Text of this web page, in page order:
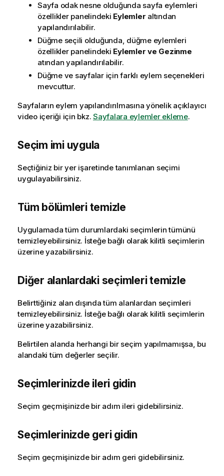
Sayfa odak nesne olduğunda sayfa eylemleri
özellikler panelindeki Eylemler altından
yapılandırılabilir.
Düğme seçili olduğunda, düğme eylemleri
özellikler panelindeki Eylemler ve Gezinme
atından yapılandırılabilir.
Düğme ve sayfalar için farklı eylem seçenekleri
mevcuttur.
Sayfaların eylem yapılandırılmasına yönelik açıklayıcı
video içeriği için bkz. Sayfalara eylemler ekleme.
Seçim imi uygula
Seçtiğiniz bir yer işaretinde tanımlanan seçimi
uygulayabilirsiniz.
Tüm bölümleri temizle
Uygulamada tüm durumlardaki seçimlerin tümünü
temizleyebilirsiniz. İsteğe bağlı olarak kilitli seçimlerin
üzerine yazabilirsiniz.
Diğer alanlardaki seçimleri temizle
Belirttiğiniz alan dışında tüm alanlardan seçimleri
temizleyebilirsiniz. İsteğe bağlı olarak kilitli seçimlerin
üzerine yazabilirsiniz.
Belirtilen alanda herhangi bir seçim yapılmamışsa, bu
alandaki tüm değerler seçilir.
Seçimlerinizde ileri gidin
Seçim geçmişinizde bir adım ileri gidebilirsiniz.
Seçimlerinizde geri gidin
Seçim geçmişinizde bir adım geri gidebilirsiniz.